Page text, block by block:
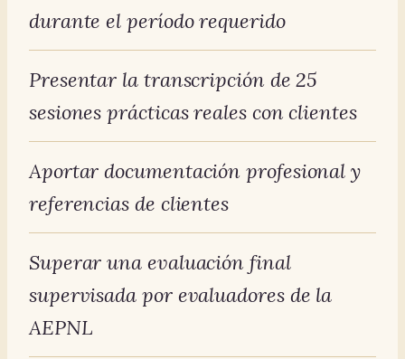
durante el período requerido
Presentar la transcripción de 25
sesiones prácticas reales con clientes
Aportar documentación profesional y
referencias de clientes
Superar una evaluación final
supervisada por evaluadores de la
AEPNL